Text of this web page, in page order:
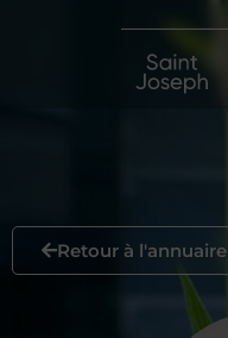
Retour à l'annuaire